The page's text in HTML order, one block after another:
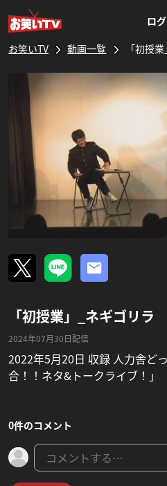
ロ
お笑いTV 動画一覧 「初授
「初授業」_ネギゴリラ
2024年07月30日配信
2022年5月20日 収録 人力舎ど
合！！ネタ&トークライブ！」
0件のコメント